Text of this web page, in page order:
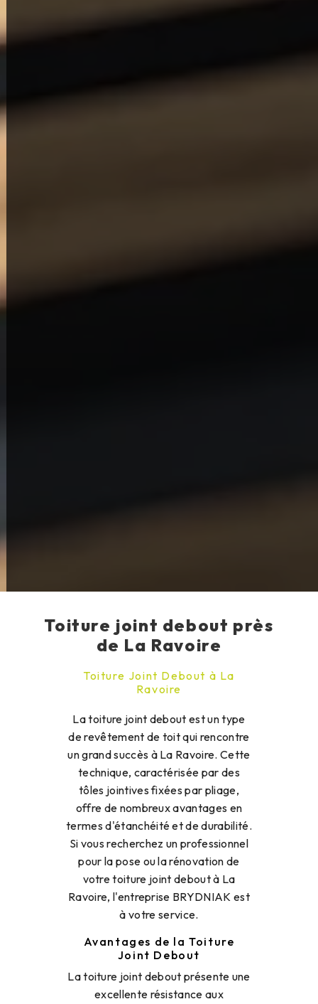
Toiture joint debout près
de La Ravoire
Toiture Joint Debout à La
Ravoire
La toiture joint debout est un type
de revêtement de toit qui rencontre
un grand succès à La Ravoire. Cette
technique, caractérisée par des
tôles jointives fixées par pliage,
offre de nombreux avantages en
termes d'étanchéité et de durabilité.
Si vous recherchez un professionnel
pour la pose ou la rénovation de
votre toiture joint debout à La
Ravoire, l'entreprise BRYDNIAK est
à votre service.
Avantages de la Toiture
Joint Debout
La toiture joint debout présente une
excellente résistance aux